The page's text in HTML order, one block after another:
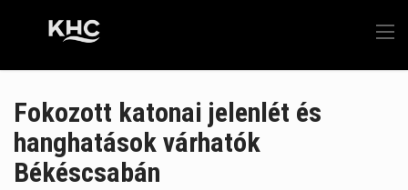
Fokozott katonai jelenlét és
hanghatások várhatók
Békéscsabán